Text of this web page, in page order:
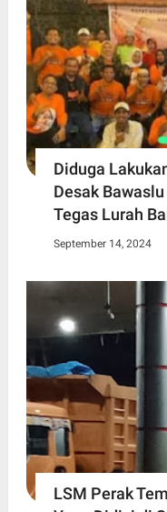
Diduga
Desak
Tegas Lurah
September 14, 2024
LSM Perak